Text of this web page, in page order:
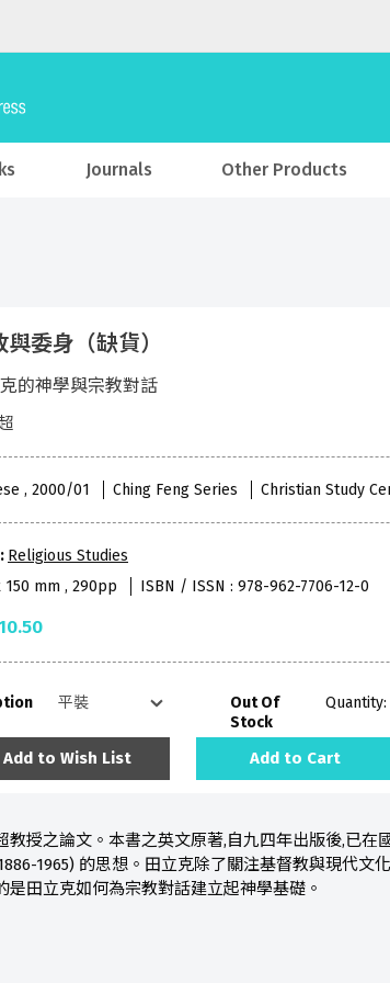
Journals Other Products
與委身（缺貨）
的神學與宗教對話
, 2000/01 Ching Feng Series Christian Study
Religious Studies
150 mm , 290pp
ISBN / ISSN : 978-962-7706-12-0
Out Of
Stock
Quantity:
Add to Wish List Add to Cart
教授之論文。本書之英文原著,自九四年出版後,已
1965) 的思想。田立克除了關注基督教與現代
是田立克如何為宗教對話建立起神學基礎。